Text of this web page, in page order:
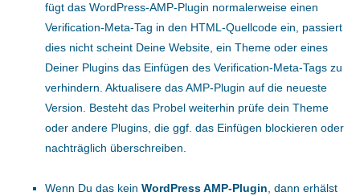
fügt das WordPress-AMP-Plugin normalerweise einen
Verification-Meta-Tag in den HTML-Quellcode ein, passiert
dies nicht scheint Deine Website, ein Theme oder eines
Deiner Plugins das Einfügen des Verification-Meta-Tags zu
verhindern. Aktualisere das AMP-Plugin auf die neueste
Version. Besteht das Probel weiterhin prüfe dein Theme
oder andere Plugins, die ggf. das Einfügen blockieren oder
nachträglich überschreiben.
Wenn Du das kein WordPress AMP-Plugin , dann erhälst